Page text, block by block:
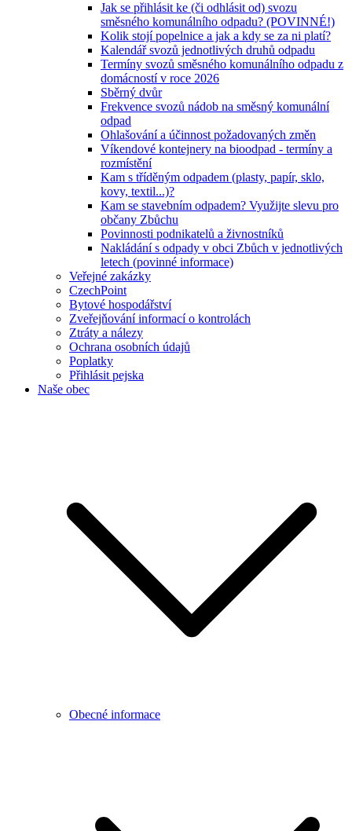
Jak se přihlásit ke (či odhlásit od) svozu
směsného komunálního odpadu? (POVINNÉ!)
Kolik stojí popelnice a jak a kdy se za ni platí?
Kalendář svozů jednotlivých druhů odpadu
Termíny svozů směsného komunálního odpadu z
domácností v roce 2026
Sběrný dvůr
Frekvence svozů nádob na směsný komunální
odpad
Ohlašování a účinnost požadovaných změn
Víkendové kontejnery na bioodpad - termíny a
rozmístění
Kam s tříděným odpadem (plasty, papír, sklo,
kovy, textil...)?
Kam se stavebním odpadem? Využijte slevu pro
občany Zbůchu
Povinnosti podnikatelů a živnostníků
Nakládání s odpady v obci Zbůch v jednotlivých
letech (povinné informace)
Veřejné zakázky
CzechPoint
Bytové hospodářství
Zveřejňování informací o kontrolách
Ztráty a nálezy
Ochrana osobních údajů
Poplatky
Přihlásit pejska
Naše obec
Obecné informace